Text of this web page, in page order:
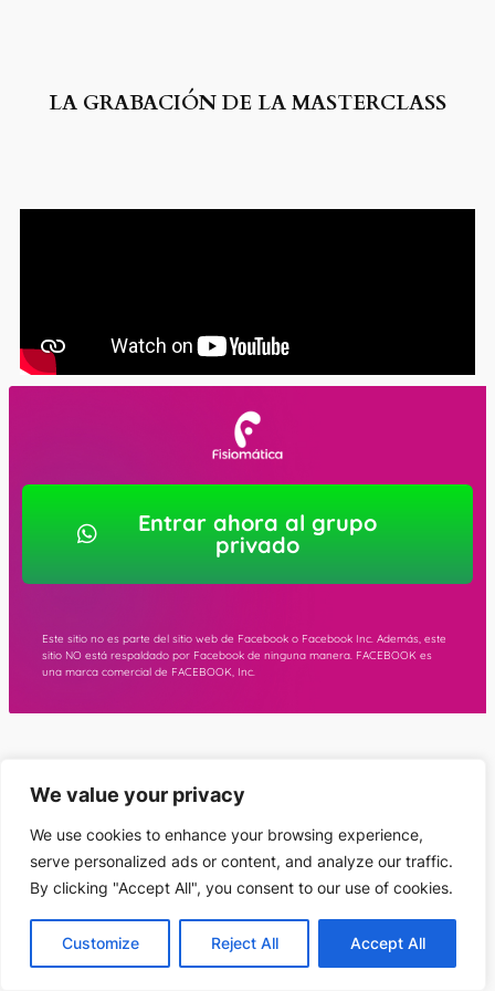
We value your privacy
We use cookies to enhance your browsing experience,
serve personalized ads or content, and analyze our traffic.
By clicking "Accept All", you consent to our use of cookies.
Customize Reject All Accept All
LA GRABACIÓN DE LA MASTERCLASS
Entrar ahora al grupo
privado
Este sitio no es parte del sitio web de Facebook o Facebook Inc. Además, este
sitio NO está respaldado por Facebook de ninguna manera. FACEBOOK es
una marca comercial de FACEBOOK, Inc.